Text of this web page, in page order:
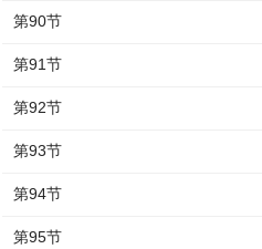
第90节
第91节
第92节
第93节
第94节
第95节